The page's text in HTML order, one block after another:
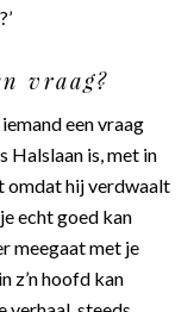
vraag?
een vraag
Halslaan is, met in
omdat hij verdwaalt
echt goed kan
meegaat met je
z’n hoofd kan